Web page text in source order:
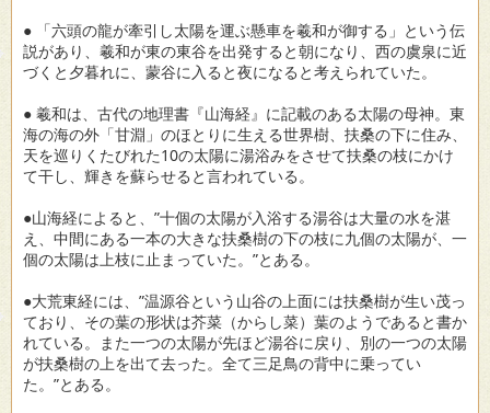
● 「六頭の龍が牽引し太陽を運ぶ懸車を羲和が御する」という伝
説があり、羲和が東の東谷を出発すると朝になり、西の虞泉に近
づくと夕暮れに、蒙谷に入ると夜になると考えられていた。
● 羲和は、古代の地理書『山海経』に記載のある太陽の母神。東
海の海の外「甘淵」のほとりに生える世界樹、扶桑の下に住み、
天を巡りくたびれた10の太陽に湯浴みをさせて扶桑の枝にかけ
て干し、輝きを蘇らせると言われている。
●山海経によると、”十個の太陽が入浴する湯谷は大量の水を湛
え、中間にある一本の大きな扶桑樹の下の枝に九個の太陽が、一
個の太陽は上枝に止まっていた。”とある。
●大荒東経には、”温源谷という山谷の上面には扶桑樹が生い茂っ
ており、その葉の形状は芥菜（からし菜）葉のようであると書か
れている。また一つの太陽が先ほど湯谷に戻り、別の一つの太陽
が扶桑樹の上を出て去った。全て三足鳥の背中に乗ってい
た。”とある。